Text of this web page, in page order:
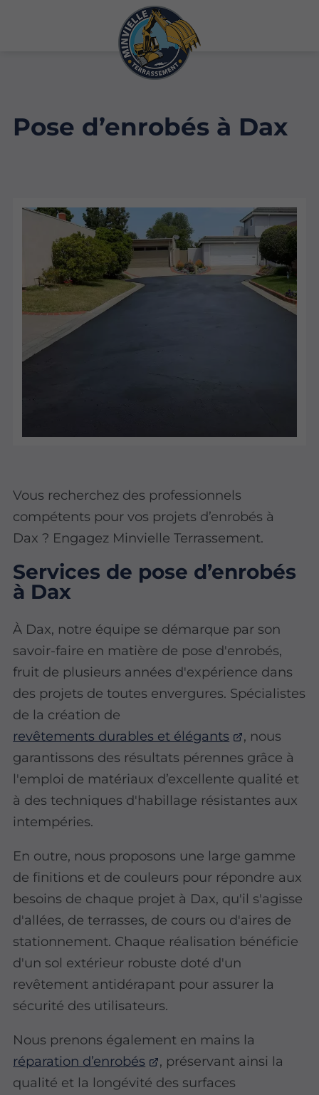
Pose d’enrobés à Dax
Vous recherchez des professionnels
compétents pour vos projets d’enrobés à
Dax ? Engagez Minvielle Terrassement.
Services de pose d’enrobés
à Dax
À Dax, notre équipe se démarque par son
savoir-faire en matière de pose d'enrobés,
fruit de plusieurs années d'expérience dans
des projets de toutes envergures. Spécialistes
de la création de
revêtements durables et élégants
, nous
garantissons des résultats pérennes grâce à
l'emploi de matériaux d’excellente qualité et
à des techniques d'habillage résistantes aux
intempéries.
En outre, nous proposons une large gamme
de finitions et de couleurs pour répondre aux
besoins de chaque projet à Dax, qu'il s'agisse
d'allées, de terrasses, de cours ou d'aires de
stationnement. Chaque réalisation bénéficie
d'un sol extérieur robuste doté d'un
revêtement antidérapant pour assurer la
sécurité des utilisateurs.
Nous prenons également en mains la
réparation d’enrobés
, préservant ainsi la
qualité et la longévité des surfaces